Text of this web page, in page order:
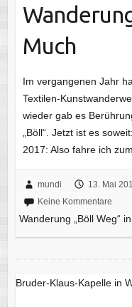
Much
Im vergangenen Jahr
Textilen-
wieder gab es
„Böll“. Jetzt ist es
2017: Also fahre ich
mundi 13. Mai
Keine Kommentare
Wanderung „Böll Weg“
Bruder-Klaus-Kapelle in